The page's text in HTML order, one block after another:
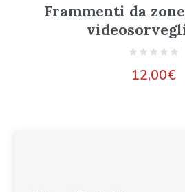
Frammenti da
12,00€